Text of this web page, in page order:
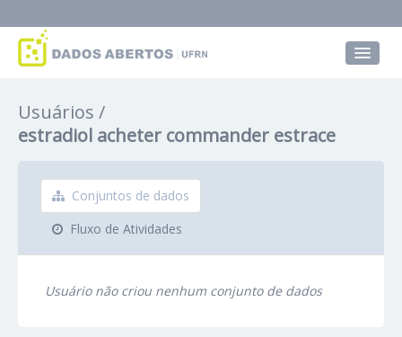
Grupos
Usuários
estradiol acheter commander estrace
Conjuntos de dados
Fluxo de Atividades
Usuário não criou nenhum conjunto de dados